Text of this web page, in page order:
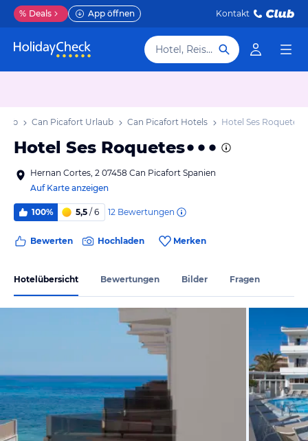
% Deals App öffnen Kontakt
Hotel, Reiseziel
Can Picafort Urlaub Can Picafort Hotels Hotel Ses Roquetes
Hotel Ses Roquetes
Hernan Cortes, 2 07458 Can Picafort Spanien
Auf Karte anzeigen
100% 5,5 / 6 12 Bewertungen
Bewerten Hochladen Merken
Hotelübersicht Bewertungen Bilder Fragen
vom